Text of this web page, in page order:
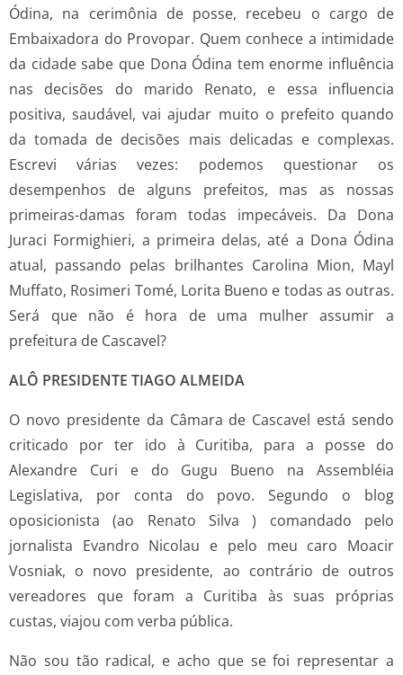
Ódina, na cerimônia de posse, recebeu o cargo de
Embaixadora do Provopar. Quem conhece a intimidade
da cidade sabe que Dona Ódina tem enorme influência
nas decisões do marido Renato, e essa influencia
positiva, saudável, vai ajudar muito o prefeito quando
da tomada de decisões mais delicadas e complexas.
Escrevi várias vezes: podemos questionar os
desempenhos de alguns prefeitos, mas as nossas
primeiras-damas foram todas impecáveis. Da Dona
Juraci Formighieri, a primeira delas, até a Dona Ódina
atual, passando pelas brilhantes Carolina Mion, Mayl
Muffato, Rosimeri Tomé, Lorita Bueno e todas as outras.
Será que não é hora de uma mulher assumir a
prefeitura de Cascavel?
ALÔ PRESIDENTE TIAGO ALMEIDA
O novo presidente da Câmara de Cascavel está sendo
criticado por ter ido à Curitiba, para a posse do
Alexandre Curi e do Gugu Bueno na Assembléia
Legislativa, por conta do povo. Segundo o blog
oposicionista (ao Renato Silva ) comandado pelo
jornalista Evandro Nicolau e pelo meu caro Moacir
Vosniak, o novo presidente, ao contrário de outros
vereadores que foram a Curitiba às suas próprias
custas, viajou com verba pública.
Não sou tão radical, e acho que se foi representar a